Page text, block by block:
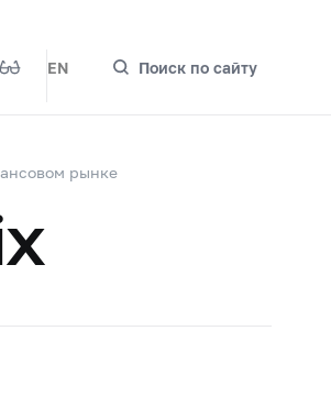
EN Поиск по сайту
рынке